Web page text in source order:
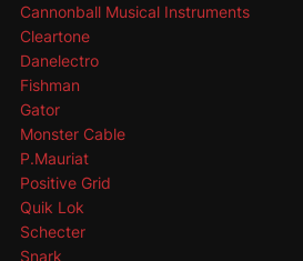
Cannonball Musical Instruments
Cleartone
Danelectro
Fishman
Gator
Monster Cable
P.Mauriat
Positive Grid
Quik Lok
Schecter
Snark